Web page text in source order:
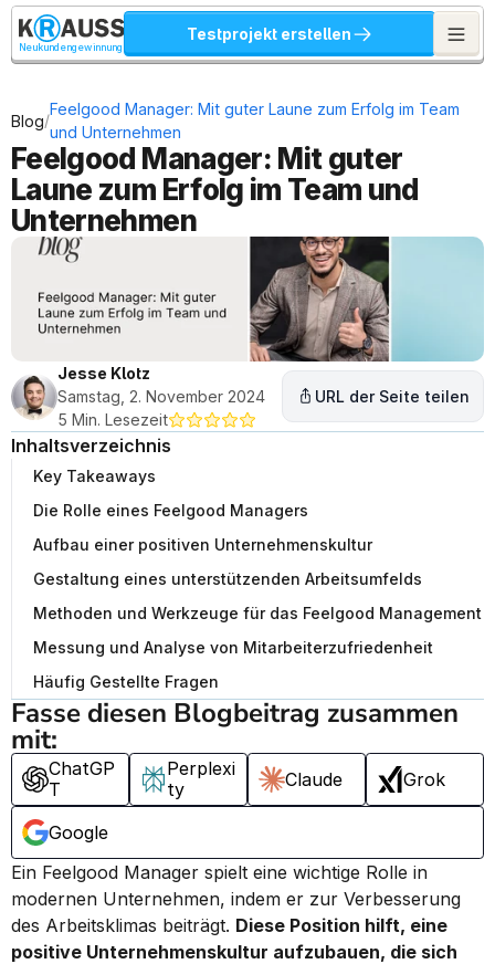
Neukundengewinnung
Testprojekt erstellen
Blog/
Feelgood Manager: Mit guter Laune zum Erfolg im Team
und Unternehmen
Feelgood Manager: Mit guter
Laune zum Erfolg im Team und
Unternehmen
Jesse Klotz
Samstag, 2. November 2024
5 Min. Lesezeit
URL der Seite teilen
Inhaltsverzeichnis
Key Takeaways
Die Rolle eines Feelgood Managers
Aufbau einer positiven Unternehmenskultur
Gestaltung eines unterstützenden Arbeitsumfelds
Methoden und Werkzeuge für das Feelgood Management
Messung und Analyse von Mitarbeiterzufriedenheit
Häufig Gestellte Fragen
Fasse diesen Blogbeitrag zusammen
mit:
ChatGP
T
Perplexi
ty
Claude Grok
Google
Ein Feelgood Manager spielt eine wichtige Rolle in
modernen Unternehmen, indem er zur Verbesserung
des Arbeitsklimas beiträgt. Diese Position hilft, eine
positive Unternehmenskultur aufzubauen, die sich